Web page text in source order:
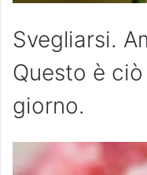
Svegliarsi.
Questo è
giorno.